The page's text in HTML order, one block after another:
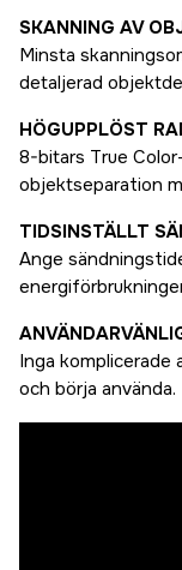
SKANNING AV
Minsta
detaljerad
HÖGUPPLÖST
8-bitars True
objektseparation
TIDSINSTÄLLT
Ange
Inga komplicerade
och börja använda.